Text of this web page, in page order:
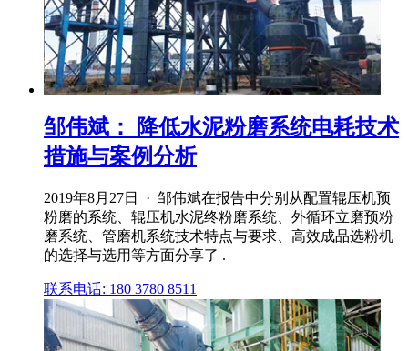
邹伟斌： 降低水泥粉磨系统电耗技术
措施与案例分析
2019年8月27日 · 邹伟斌在报告中分别从配置辊压机预
粉磨的系统、辊压机水泥终粉磨系统、外循环立磨预粉
磨系统、管磨机系统技术特点与要求、高效成品选粉机
的选择与选用等方面分享了 .
联系电话: 180 3780 8511